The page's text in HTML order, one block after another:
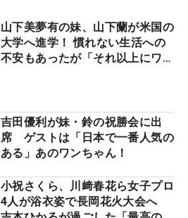
山下美夢有の妹、山下蘭が米国の
大学へ進学！ 慣れない生活への
不安もあったが「それ以上にワク
吉田優利が妹・鈴の祝勝会に出
席 ゲストは「日本で一番人気の
ある」あのワンちゃん！
小祝さくら、川﨑春花ら女子プロ
4人が浴衣姿で長岡花火大会へ